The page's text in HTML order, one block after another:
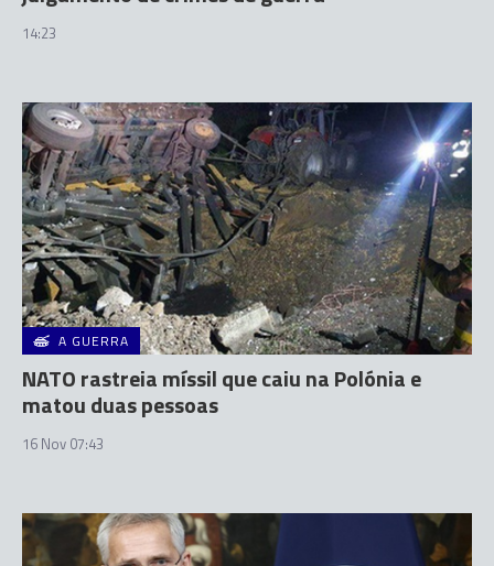
14:23
A GUERRA
NATO rastreia míssil que caiu na Polónia e
matou duas pessoas
16 Nov 07:43